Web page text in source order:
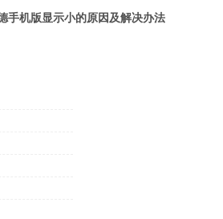
手机版显示小的原因及解决办法